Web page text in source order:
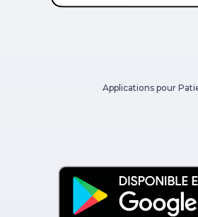
Applications pour